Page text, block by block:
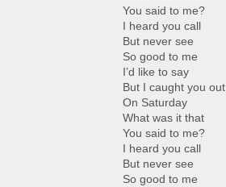
You said to me?
I heard you call
But never see
So good to me
I’d like to say
But I caught you out
On Saturday
What was it that
You said to me?
I heard you call
But never see
So good to me